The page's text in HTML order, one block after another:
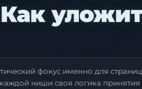
Как
фокус именно для
ниши своя логика